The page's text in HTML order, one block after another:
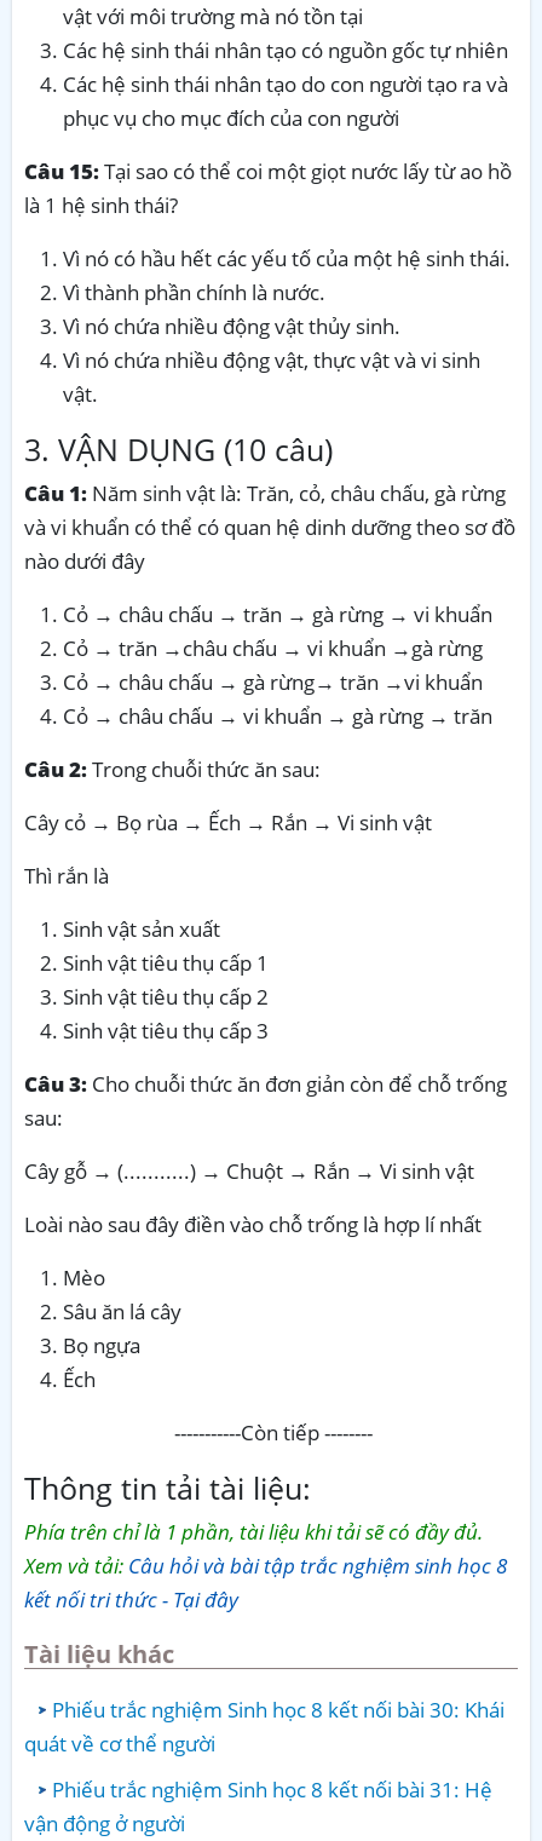
vật với môi trường mà nó tồn tại
Các hệ sinh thái nhân tạo có nguồn gốc tự nhiên
Các hệ sinh thái nhân tạo do con người tạo ra và
phục vụ cho mục đích của con người
Câu 15:Tại sao có thể coi một giọt nước lấy từ ao hồ
là 1 hệ sinh thái?
Vì nó có hầu hết các yếu tố của một hệ sinh thái.
Vì thành phần chính là nước.
Vì nó chứa nhiều động vật thủy sinh.
Vì nó chứa nhiều động vật, thực vật và vi sinh
vật.
3. VẬN DỤNG (10 câu)
Câu 1: Năm sinh vật là: Trăn, cỏ, châu chấu, gà rừng
và vi khuẩn có thể có quan hệ dinh dưỡng theo sơ đồ
nào dưới đây
Cỏ → châu chấu → trăn → gà rừng → vi khuẩn
Cỏ → trăn →châu chấu → vi khuẩn →gà rừng
Cỏ → châu chấu → gà rừng→ trăn →vi khuẩn
Cỏ → châu chấu → vi khuẩn → gà rừng → trăn
Câu 2:Trong chuỗi thức ăn sau:
Cây cỏ → Bọ rùa → Ếch → Rắn → Vi sinh vật
Thì rắn là
Sinh vật sản xuất
Sinh vật tiêu thụ cấp 1
Sinh vật tiêu thụ cấp 2
Sinh vật tiêu thụ cấp 3
Câu 3: Cho chuỗi thức ăn đơn giản còn để chỗ trống
sau:
Cây gỗ → (...........) → Chuột → Rắn → Vi sinh vật
Loài nào sau đây điền vào chỗ trống là hợp lí nhất
Mèo
Sâu ăn lá cây
Bọ ngựa
Ếch
-----------Còn tiếp --------
Thông tin tải tài liệu:
Phía trên chỉ là 1 phần, tài liệu khi tải sẽ có đầy đủ.
Xem và tải: Câu hỏi và bài tập trắc nghiệm sinh học 8
kết nối tri thức - Tại đây
Tài liệu khác
Phiếu trắc nghiệm Sinh học 8 kết nối bài 30: Khái
quát về cơ thể người
Phiếu trắc nghiệm Sinh học 8 kết nối bài 31: Hệ
vận động ở người